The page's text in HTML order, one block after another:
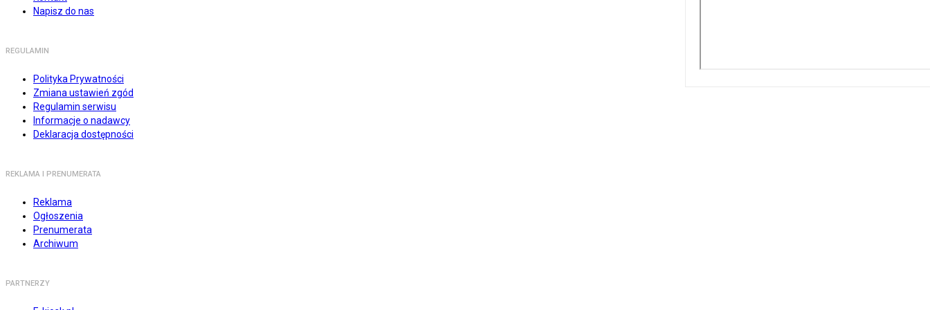
Napisz do nas
REGULAMIN
Polityka Prywatności
Zmiana ustawień zgód
Regulamin serwisu
Informacje o nadawcy
Deklaracja dostępności
REKLAMA I PRENUMERATA
Reklama
Ogłoszenia
Prenumerata
Archiwum
PARTNERZY